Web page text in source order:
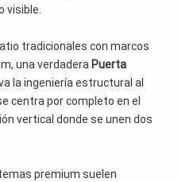
visible.
tradicionales con marcos
una verdadera Puerta
la ingeniería estructural al
centra por completo en el
vertical donde se unen dos
premium suelen